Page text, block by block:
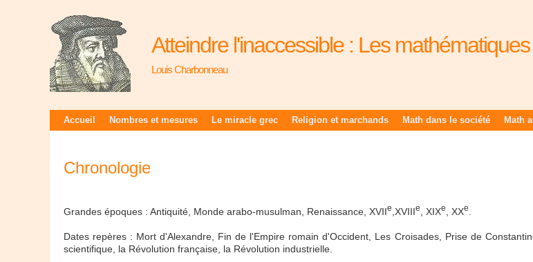
Atteindre l'inaccessible : Les
Louis Charbonneau
Accueil Nombres et mesures Le miracle grec Religion et marchands Math dans le société Math
Chronologie
Grandes époques : Antiquité, Monde arabo-musulman, Renaissance, XVIIe ,XVIIIe , XIXe , XXe
Dates repères : Mort d'Alexandre, Fin de l'Empire romain d'Occident, Les Croisades, Prise de
scientifique, la Révolution française, la Révolution industrielle.